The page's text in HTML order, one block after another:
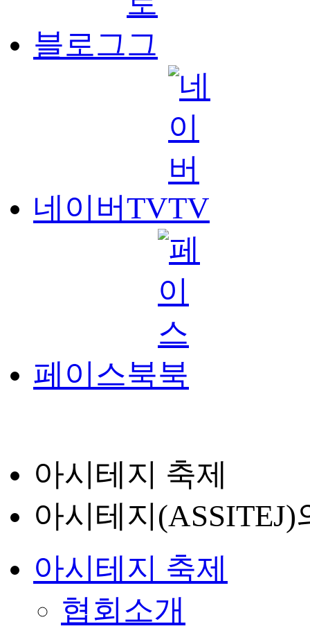
블로그
네이버TV
페이스북
아시테지 축제
아시테지
아시테지 축제
협회소개